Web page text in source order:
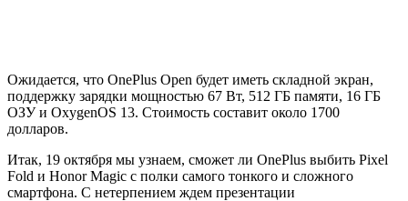
Ожидается, что OnePlus Open будет иметь складной экран,
поддержку зарядки мощностью 67 Вт, 512 ГБ памяти, 16 ГБ
ОЗУ и OxygenOS 13. Стоимость составит около 1700
долларов.
Итак, 19 октября мы узнаем, сможет ли OnePlus выбить Pixel
Fold и Honor Magic с полки самого тонкого и сложного
смартфона. С нетерпением ждем презентации